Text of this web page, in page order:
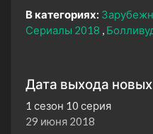
В категориях:
Сериалы 2018
Дата выхода
1 сезон 10 серия
29 июня 2018